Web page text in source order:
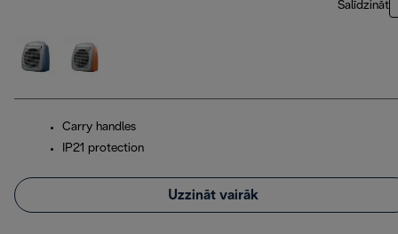
Salīdzināt
Carry handles
IP21 protection
Uzzināt vairāk